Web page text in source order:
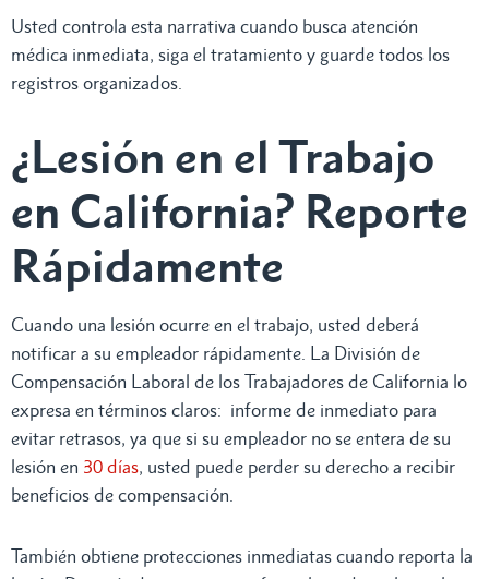
Usted controla esta narrativa cuando busca atención
médica inmediata, siga el tratamiento y guarde todos los
registros organizados.
¿Lesión en el Trabajo
en California? Reporte
Rápidamente
Cuando una lesión ocurre en el trabajo, usted deberá
notificar a su empleador rápidamente. La División de
Compensación Laboral de los Trabajadores de California lo
expresa en términos claros: informe de inmediato para
evitar retrasos, ya que si su empleador no se entera de su
lesión en 30 días, usted puede perder su derecho a recibir
beneficios de compensación.
También obtiene protecciones inmediatas cuando reporta la